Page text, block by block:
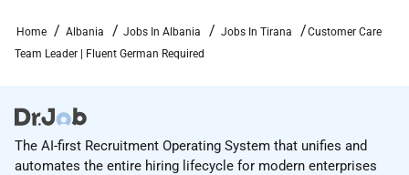
Home Albania Jobs In Albania Jobs In Tirana
Customer Care
Team Leader | Fluent German Required
The AI-first Recruitment Operating System that unifies and
automates the entire hiring lifecycle for modern enterprises